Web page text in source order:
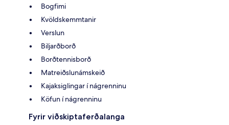
Bogfimi
Kvöldskemmtanir
Verslun
Biljarðborð
Borðtennisborð
Matreiðslunámskeið
Kajaksiglingar í nágrenninu
Köfun í nágrenninu
Fyrir viðskiptaferðalanga